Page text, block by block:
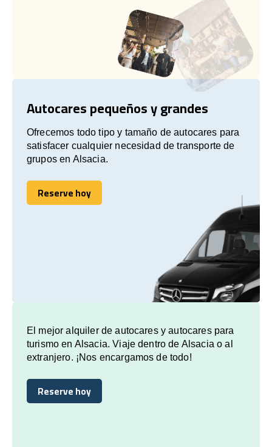
Autocares pequeños y grandes
Ofrecemos todo tipo y tamaño de autocares para
satisfacer cualquier necesidad de transporte de
grupos en Alsacia.
Reserve hoy
Reserve hoy
El mejor alquiler de autocares y autocares para
turismo en Alsacia. Viaje dentro de Alsacia o al
extranjero. ¡Nos encargamos de todo!
Reserve hoy
Reserve hoy